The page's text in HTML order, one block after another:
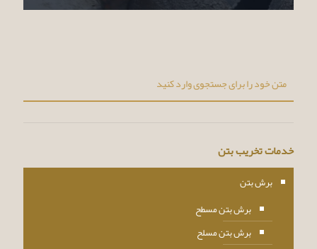
خدمات تخریب بتن
برش بتن
برش بتن مسطح
برش بتن مسلح